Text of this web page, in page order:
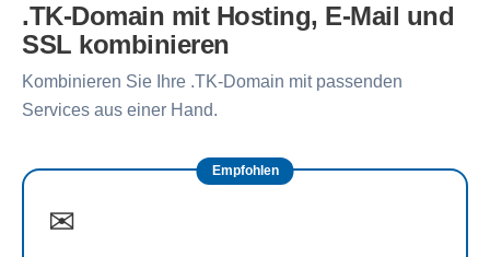
.TK-Domain mit Hosting, E-Mail und
SSL kombinieren
Kombinieren Sie Ihre .TK-Domain mit passenden
Services aus einer Hand.
Empfohlen
✉